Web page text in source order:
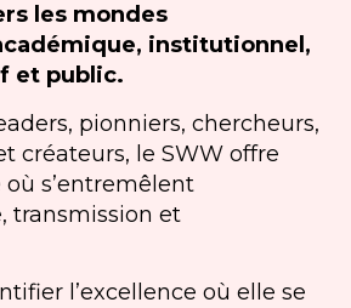
les mondes
institutionnel,
et public.
pionniers, chercheurs,
créateurs, le SWW offre
s’entremêlent
transmission et
l’excellence où elle se